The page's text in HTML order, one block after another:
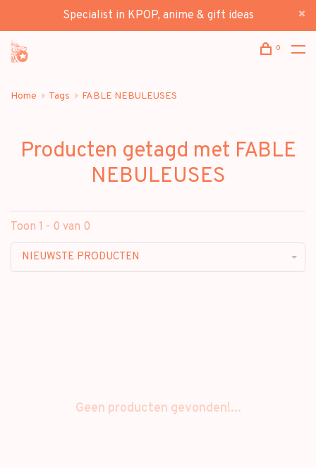
Specialist in KPOP, anime & gift ideas
0
Home Tags FABLE NEBULEUSES
Producten getagd met FABLE
NEBULEUSES
Toon 1 - 0 van 0
NIEUWSTE PRODUCTEN
Geen producten gevonden!...